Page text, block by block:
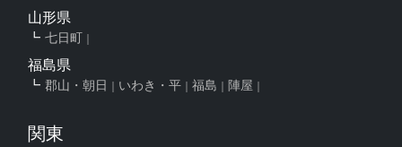
山形県
七日町
福島県
郡山・朝日 いわき・平 福島 陣屋
関東